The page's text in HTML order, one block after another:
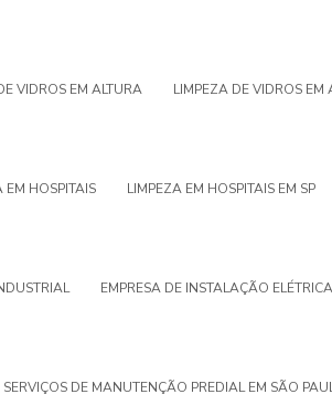
VIDROS EM ALTURA LIMPEZA DE VIDROS EM
EM HOSPITAIS LIMPEZA EM HOSPITAIS EM SP
EMPRESA DE INSTALAÇÃO
SERVIÇOS DE MANUTENÇÃO PREDIAL EM SÃO